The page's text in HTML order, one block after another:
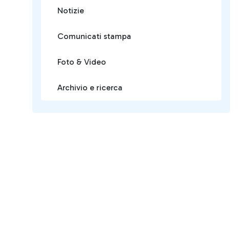
Notizie
Comunicati stampa
Foto & Video
Archivio e ricerca